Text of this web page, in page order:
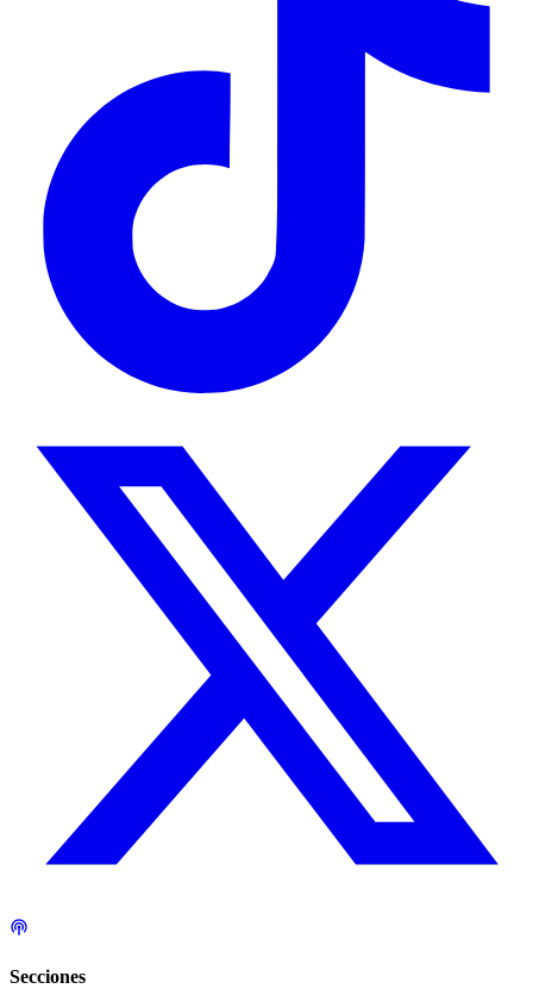
Secciones